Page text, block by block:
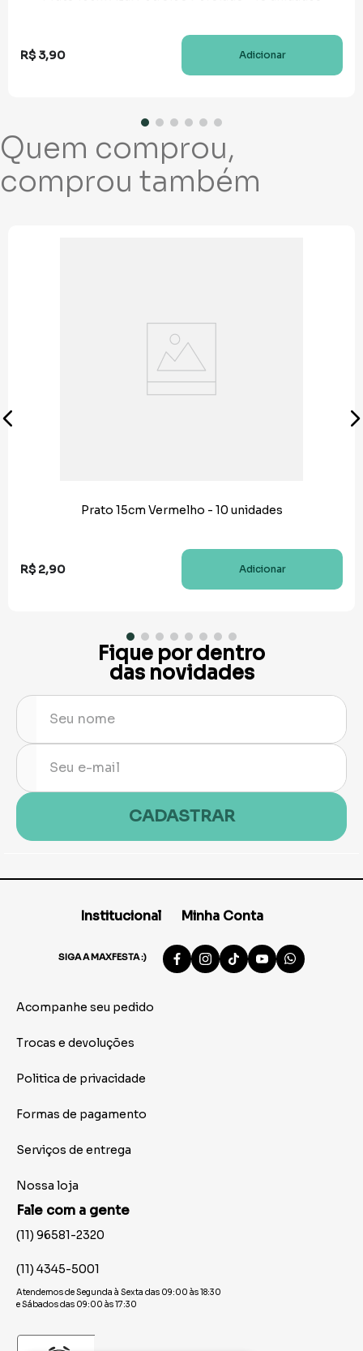
R$ 3,90 Adicionar
Quem comprou,
comprou também
Prato 15cm Vermelho - 10 unidades
R$ 2,90 Adicionar
Fique por dentro
das novidades
CADASTRAR
Institucional Minha Conta
SIGA A MAXFESTA :)
Acompanhe seu pedido
Trocas e devoluções
Politica de privacidade
Formas de pagamento
Serviços de entrega
Nossa loja
Fale com a gente
(11) 96581-2320
(11) 4345-5001
Atendemos de Segunda à Sexta das 09:00 às 18:30
e Sábados das 09:00 às 17:30